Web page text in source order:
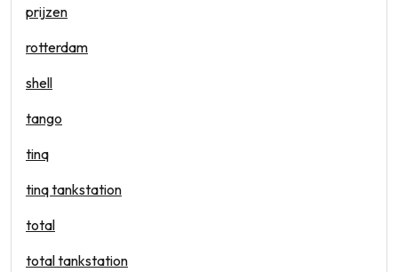
prijzen
rotterdam
shell
tango
tinq
tinq tankstation
total
total tankstation